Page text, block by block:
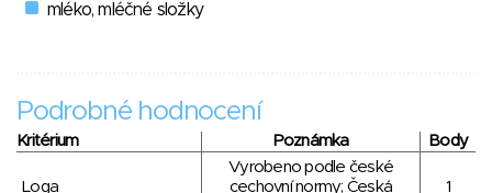
mléko, mléčné složky
Podrobné hodnocení
Kritérium Poznámka Body
Loga
Vyrobeno podle české
cechovní normy; Česká
1